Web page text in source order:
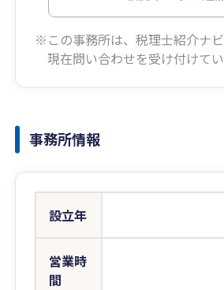
※この事務所は、税理士紹介ナ
現在問い合わせを受け付けてい
事務所情報
設立年
営業時
間